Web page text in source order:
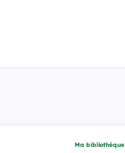
Ma bibliothèque